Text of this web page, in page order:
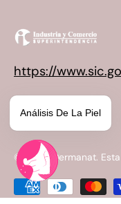
https://
© 2026,Dermanat.
Análisis De La Piel